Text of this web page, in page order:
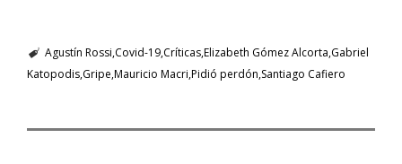
Agustín Rossi Covid-19CríticasElizabeth Gómez Alcorta Gabriel
Katopodis Gripe Mauricio Macri Pidió perdón Santiago Cafiero